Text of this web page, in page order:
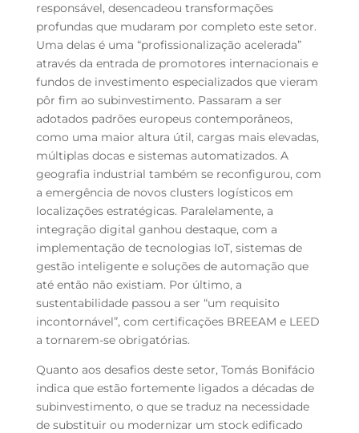
responsável, desencadeou transformações
profundas que mudaram por completo este setor.
Uma delas é uma “profissionalização acelerada”
através da entrada de promotores internacionais e
fundos de investimento especializados que vieram
pôr fim ao subinvestimento. Passaram a ser
adotados padrões europeus contemporâneos,
como uma maior altura útil, cargas mais elevadas,
múltiplas docas e sistemas automatizados. A
geografia industrial também se reconfigurou, com
a emergência de novos clusters logísticos em
localizações estratégicas. Paralelamente, a
integração digital ganhou destaque, com a
implementação de tecnologias IoT, sistemas de
gestão inteligente e soluções de automação que
até então não existiam. Por último, a
sustentabilidade passou a ser “um requisito
incontornável”, com certificações BREEAM e LEED
a tornarem-se obrigatórias.
Quanto aos desafios deste setor, Tomás Bonifácio
indica que estão fortemente ligados a décadas de
subinvestimento, o que se traduz na necessidade
de substituir ou modernizar um stock edificado